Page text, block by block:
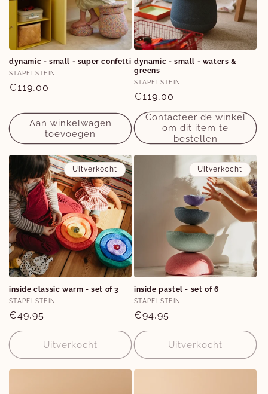
dynamic - small - super confetti
Verkoper:
STAPELSTEIN
Normale
€119,00
Aan winkelwagen
toevoegen
dynamic - small - waters &
greens
Verkoper:
STAPELSTEIN
Normale
prijs
€119,00
Contacteer de winkel
om dit item te
bestellen
Uitverkocht
inside classic warm - set of 3
Verkoper:
STAPELSTEIN
Normale
prijs
€49,95
Uitverkocht
Uitverkocht
inside pastel - set of 6
Verkoper:
STAPELSTEIN
Normale
prijs
€94,95
Uitverkocht